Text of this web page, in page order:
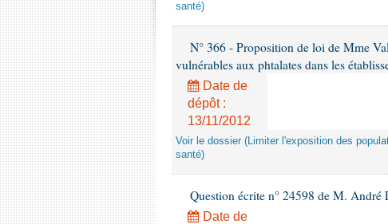
santé)
N° 366 - Proposition de loi de Mme
vulnérables aux phtalates dans les
Date de
dépôt :
13/11/2012
Voir le dossier (Limiter l'exposition des
santé)
Question écrite n° 24598 de M. André
Date de